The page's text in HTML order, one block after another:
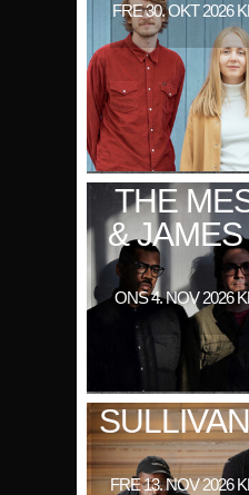
FRE 30. OKT 2026
THE
&
ONS 4. NOV 2026
FRE 13. NOV 2026